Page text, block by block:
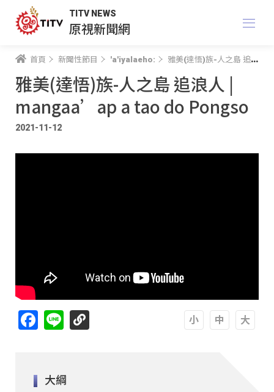
TITV NEWS
原視新聞網
首頁 新聞性節目 'a'iyalaeho: 雅美(達悟)族-人之島 追浪人 | mangaa’ap a tao do Pongso
雅美(達悟)族-人之島 追浪人 |
mangaa’ap a tao do Pongso
2021-11-12
Facebook
Line
大綱